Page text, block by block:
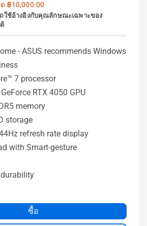
฿10,000.00
ใช้อ้างอิงกับคุณลักษณะเฉพาะของ
- ASUS recommends Windows
7 processor
GeForce RTX 4050 GPU
memory
storage
refresh rate display
with Smart-gesture
ซื้อ